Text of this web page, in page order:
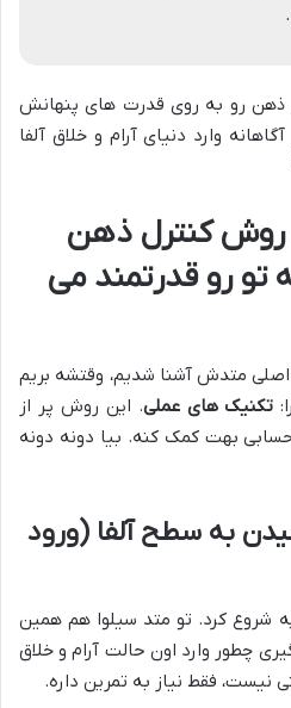
ذهن رو به روی قدرت های پنهانش
وارد دنیای آرام و خلاق آلفا
روش کنترل ذهن
تو رو قدرتمند می
اصلی متدش آشنا شدیم، وقتشه بریم
تکنیک های عملی. این روش پر از
حسابی بهت کمک کنه. بیا دونه دونه
به سطح آلفا (ورود
شروع کرد. تو متد سیلوا هم همین
چطور وارد اون حالت آرام و خلاق
نیست، فقط نیاز به تمرین داره.